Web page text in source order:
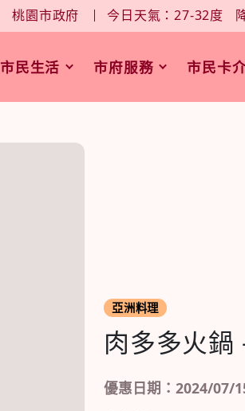
桃園市政府 今日天氣：27-32度
字型大小：
市民生活 市府服務 市民卡
亞洲料理
肉多多火鍋
優惠日期：2024/07/